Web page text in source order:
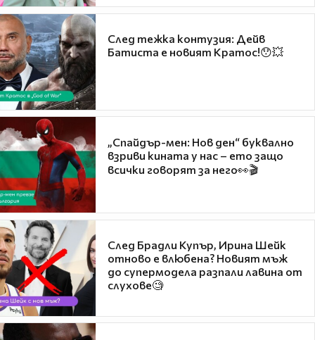
След тежка контузия: Дейв
Батиста е новият Кратос!😯💥
„Спайдър-мен: Нов ден“ буквално
взриви кината у нас – ето защо
всички говорят за него👀🎬
След Брадли Купър, Ирина Шейк
отново е влюбена? Новият мъж
до супермодела разпали лавина от
слухове🧐